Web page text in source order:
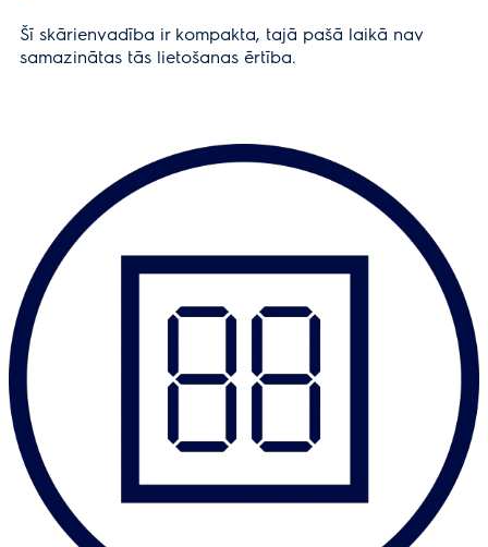
Šī skārienvadība ir kompakta, tajā pašā laikā nav
samazinātas tās lietošanas ērtība.